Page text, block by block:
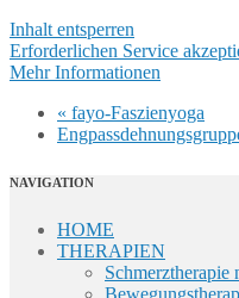
Inhalt entsperren
Erforderlichen Service
Mehr Informationen
« fayo-Faszienyoga
NAVIGATION
HOME
THERAPIEN